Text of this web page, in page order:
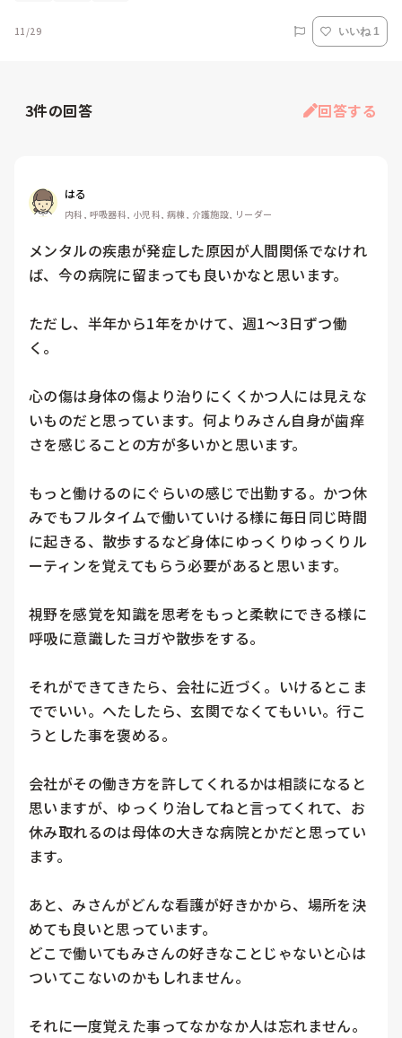
11/29 いいね 1
3件の回答 回答する
はる
内科, 呼吸器科, 小児科, 病棟, 介護施設, リーダー
メンタルの疾患が発症した原因が人間関係でなけれ
ば、今の病院に留まっても良いかなと思います。
ただし、半年から1年をかけて、週1〜3日ずつ働
く。
心の傷は身体の傷より治りにくくかつ人には見えな
いものだと思っています。何よりみさん自身が歯痒
さを感じることの方が多いかと思います。
もっと働けるのにぐらいの感じで出勤する。かつ休
みでもフルタイムで働いていける様に毎日同じ時間
に起きる、散歩するなど身体にゆっくりゆっくりル
ーティンを覚えてもらう必要があると思います。
視野を感覚を知識を思考をもっと柔軟にできる様に
呼吸に意識したヨガや散歩をする。
それができてきたら、会社に近づく。いけるとこま
ででいい。へたしたら、玄関でなくてもいい。行こ
うとした事を褒める。
会社がその働き方を許してくれるかは相談になると
思いますが、ゆっくり治してねと言ってくれて、お
休み取れるのは母体の大きな病院とかだと思ってい
ます。
あと、みさんがどんな看護が好きかから、場所を決
めても良いと思っています。
どこで働いてもみさんの好きなことじゃないと心は
ついてこないのかもしれません。
それに一度覚えた事ってなかなか人は忘れません。